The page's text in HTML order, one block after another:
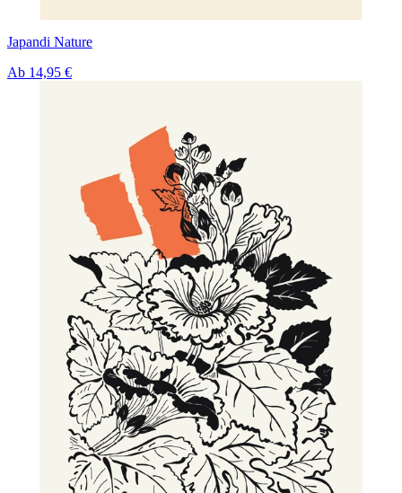
Japandi Nature
Ab 14,95 €